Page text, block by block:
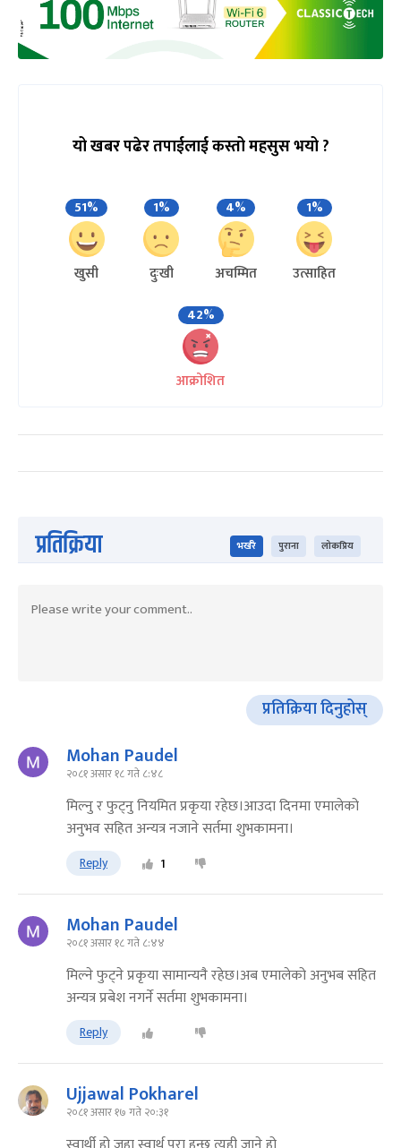
यो खबर पढेर तपाईलाई कस्तो महसुस भयो ?
51%
खुसी
1%
दुःखी
4%
अचम्मित
1%
उत्साहित
42%
आक्रोशित
प्रतिक्रिया भर्खरै पुराना लोकप्रिय
प्रतिक्रिया दिनुहोस्
Mohan Paudel
२०८१ असार १८ गते ८:४८
मिल्नु र फुट्नु नियमित प्रकृया रहेछ।आउदा दिनमा एमालेको
अनुभव सहित अन्यत्र नजाने सर्तमा शुभकामना।
Reply 1
Mohan Paudel
२०८१ असार १८ गते ८:४४
मिल्ने फुट्ने प्रकृया सामान्यनै रहेछ।अब एमालेको अनुभब सहित
अन्यत्र प्रबेश नगर्ने सर्तमा शुभकामना।
Reply
Ujjawal Pokharel
२०८१ असार १७ गते २०:३१